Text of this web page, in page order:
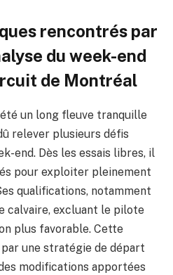
rencontrés par
du week-end
de Montréal
été un long fleuve tranquille
relever plusieurs défis
end. Dès les essais libres, il
pour exploiter pleinement
qualifications, notamment
calvaire, excluant le pilote
plus favorable. Cette
une stratégie de départ
modifications apportées